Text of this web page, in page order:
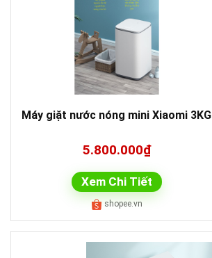
Máy giặt nước nóng mini Xiaomi 3KG
5.800.000₫
Xem Chi Tiết
shopee.vn